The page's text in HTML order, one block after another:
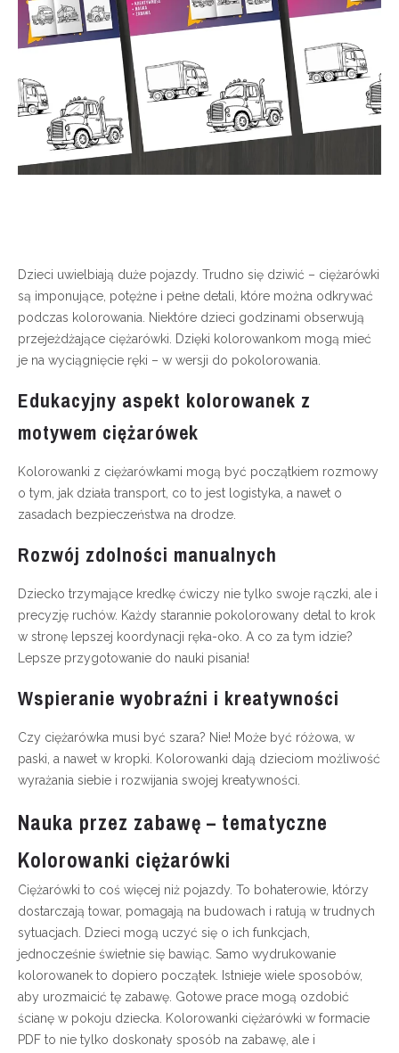
Dzieci uwielbiają duże pojazdy. Trudno się dziwić – ciężarówki
są imponujące, potężne i pełne detali, które można odkrywać
podczas kolorowania. Niektóre dzieci godzinami obserwują
przejeżdżające ciężarówki. Dzięki kolorowankom mogą mieć
je na wyciągnięcie ręki – w wersji do pokolorowania.
Edukacyjny aspekt kolorowanek z
motywem ciężarówek
Kolorowanki z ciężarówkami mogą być początkiem rozmowy
o tym, jak działa transport, co to jest logistyka, a nawet o
zasadach bezpieczeństwa na drodze.
Rozwój zdolności manualnych
Dziecko trzymające kredkę ćwiczy nie tylko swoje rączki, ale i
precyzję ruchów. Każdy starannie pokolorowany detal to krok
w stronę lepszej koordynacji ręka-oko. A co za tym idzie?
Lepsze przygotowanie do nauki pisania!
Wspieranie wyobraźni i kreatywności
Czy ciężarówka musi być szara? Nie! Może być różowa, w
paski, a nawet w kropki. Kolorowanki dają dzieciom możliwość
wyrażania siebie i rozwijania swojej kreatywności.
Nauka przez zabawę – tematyczne
Kolorowanki ciężarówki
Ciężarówki to coś więcej niż pojazdy. To bohaterowie, którzy
dostarczają towar, pomagają na budowach i ratują w trudnych
sytuacjach. Dzieci mogą uczyć się o ich funkcjach,
jednocześnie świetnie się bawiąc. Samo wydrukowanie
kolorowanek to dopiero początek. Istnieje wiele sposobów,
aby urozmaicić tę zabawę. Gotowe prace mogą ozdobić
ścianę w pokoju dziecka. Kolorowanki ciężarówki w formacie
PDF to nie tylko doskonały sposób na zabawę, ale i